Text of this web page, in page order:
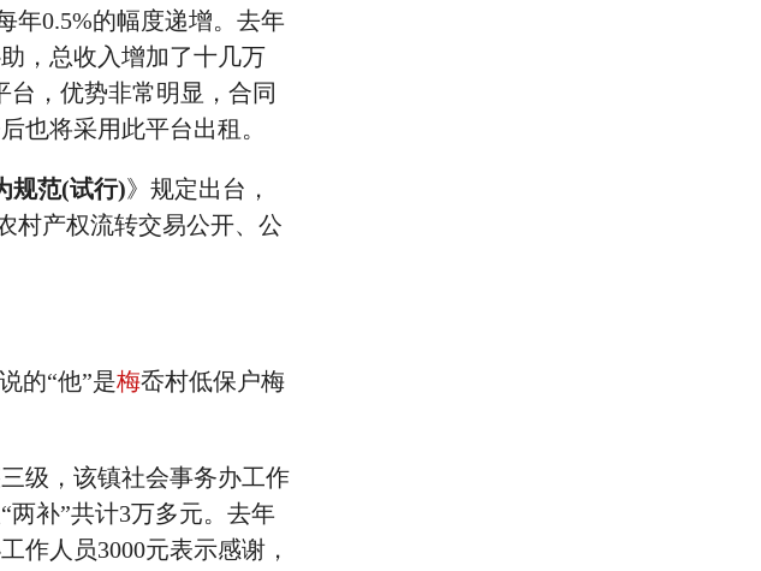
0.5%的幅度递增。去年
，总收入增加了十几万
，优势非常明显，合同
也将采用此平台出租。
规范(试行)》规定出台，
村产权流转交易公开、公
的“他”是梅岙村低保户梅
级，该镇社会事务办工作
两补”共计3万多元。去年
作人员3000元表示感谢，